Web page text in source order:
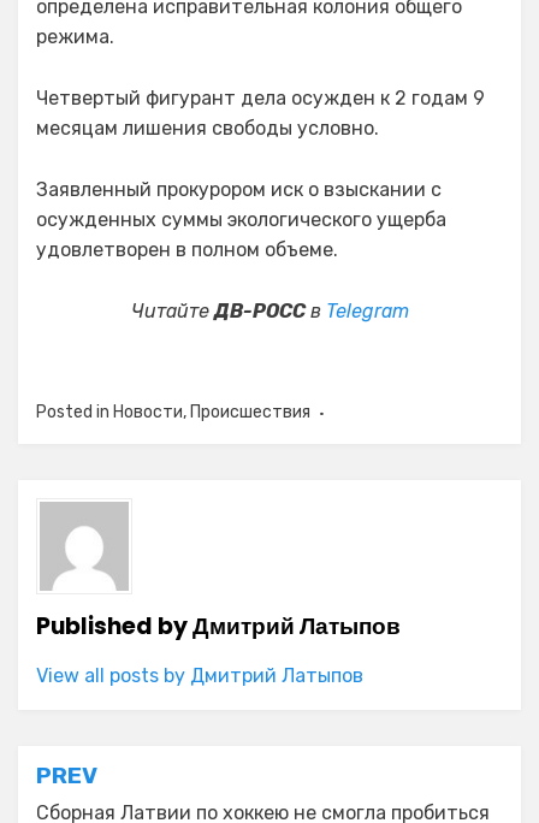
определена исправительная колония общего
режима.
Четвертый фигурант дела осужден к 2 годам 9
месяцам лишения свободы условно.
Заявленный прокурором иск о взыскании с
осужденных суммы экологического ущерба
удовлетворен в полном объеме.
ЧитайтеДВ-РОССв Telegram
Posted in Новости, Происшествия
Published byДмитрий Латыпов
View all posts by Дмитрий Латыпов
Навигация
PREV
Сборная Латвии по хоккею не смогла пробиться